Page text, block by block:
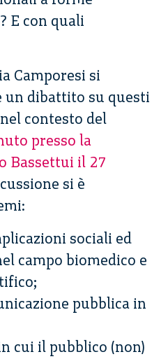
E con quali
Camporesi si
un dibattito su questi
contesto del
presso la
Bassettui il 27
si è
sociali ed
campo biomedico e
pubblica in
cui il pubblico (non)